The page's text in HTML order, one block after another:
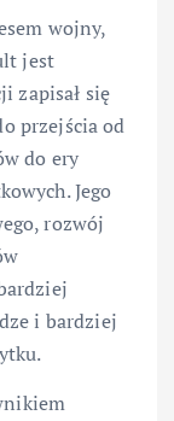
wojny,
jest
zapisał się
przejścia od
do ery
Jego
rozwój
i bardziej